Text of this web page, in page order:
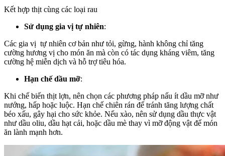
Kết hợp thịt cùng các loại rau
Sử dụng gia vị tự nhiên:
Các gia vị tự nhiên cơ bản như tỏi, gừng, hành không chỉ tăng
cường hương vị cho món ăn mà còn có tác dụng kháng viêm, tăng
cường hệ miễn dịch và hỗ trợ tiêu hóa.
Hạn chế dầu mỡ:
Khi chế biến thịt lợn, nên chọn các phương pháp nấu ít dầu mỡ như
nướng, hấp hoặc luộc. Hạn chế chiên rán để tránh tăng lượng chất
béo xấu, gây hại cho sức khỏe. Nếu xào, nên sử dụng dầu thực vật
như dầu oliu, dầu hạt cải, hoặc dầu mè thay vì mỡ động vật để món
ăn lành mạnh hơn.